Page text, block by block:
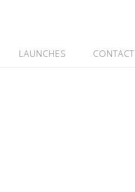
LAUNCHES CONTACT